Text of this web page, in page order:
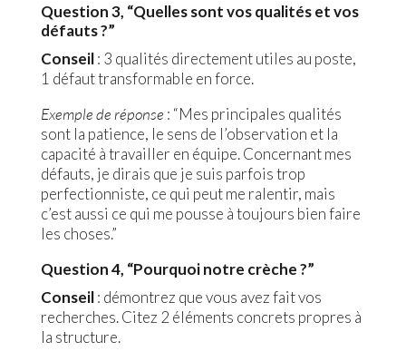
Question 3, “Quelles sont vos qualités et vos
défauts ?”
Conseil: 3 qualités directement utiles au poste,
1 défaut transformable en force.
Exemple de réponse : “Mes principales qualités
sont la patience, le sens de l’observation et la
capacité à travailler en équipe. Concernant mes
défauts, je dirais que je suis parfois trop
perfectionniste, ce qui peut me ralentir, mais
c’est aussi ce qui me pousse à toujours bien faire
les choses.”
Question 4, “Pourquoi notre crèche ?”
Conseil: démontrez que vous avez fait vos
recherches. Citez 2 éléments concrets propres à
la structure.